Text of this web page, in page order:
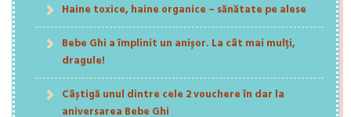
Haine toxice, haine organice – sănătate pe alese
Bebe Ghi a împlinit un anișor. La cât mai mulți,
dragule!
Câștigă unul dintre cele 2 vouchere în dar la
aniversarea Bebe Ghi